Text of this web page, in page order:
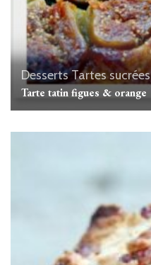
DessertsTartes sucrées
Tarte tatin figues & orange